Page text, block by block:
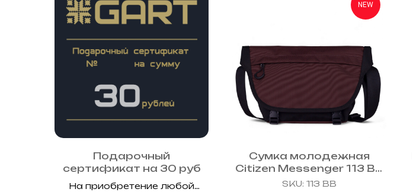
Подарочный
сертификат на 30 руб
На приобретение любой
NEW
Сумка молодежная
Citizen Messenger 113 BB
mini черный, коричневый
SKU: 113 BB